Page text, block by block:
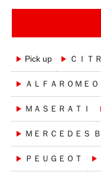
Pick up ＣＩＴ
ＡＬＦＡＲＯＭＥＯ
ＭＡＳＥＲＡＴＩ
ＭＥＲＣＥＤＥＳ
ＰＥＵＧＥＯＴ